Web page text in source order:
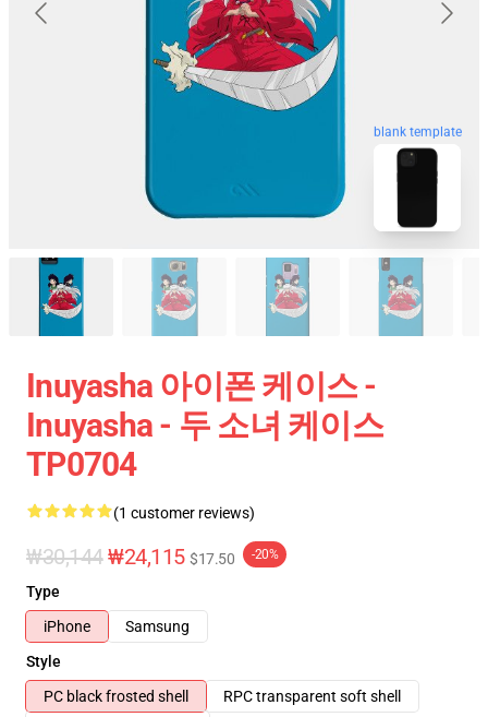
blank template
Inuyasha 아이폰 케이스 -
Inuyasha - 두 소녀 케이스
TP0704
(1 customer reviews)
₩30,144₩24,115 $17.50 -20%
Type
iPhone
Samsung
Style
PC black frosted shell
RPC transparent soft shell